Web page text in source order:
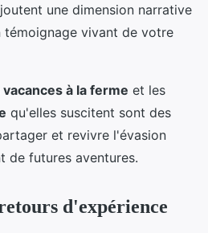
une dimension narrative
témoignage vivant de votre
à la ferme et les
qu'elles suscitent sont des
et revivre l'évasion
de futures aventures.
d'expérience